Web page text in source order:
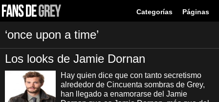
Categorías Páginas
‘once upon a time’
Los looks de Jamie Dornan
Hay quien dice que con tanto secretismo
alrededor de Cincuenta sombras de Grey,
han llegado a enamorarse del Jamie